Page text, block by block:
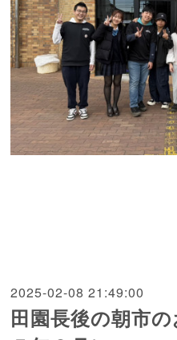
2025-02-08 21:49:00
田園長後の朝市